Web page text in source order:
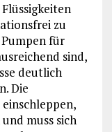
zu
für
sind,
deutlich
Die
muss sich